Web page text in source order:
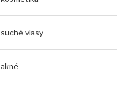
suché vlasy
akné